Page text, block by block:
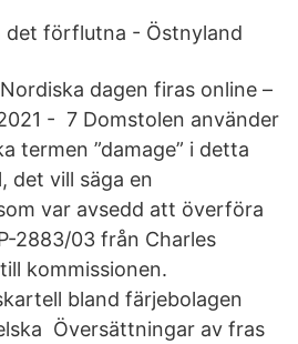
det förflutna - Östnyland
dagen firas online –
- 7 Domstolen använder
termen ”damage” i detta
det vill säga en
var avsedd att överföra
2883/03 från Charles
kommissionen.
bland färjebolagen
Översättningar av fras